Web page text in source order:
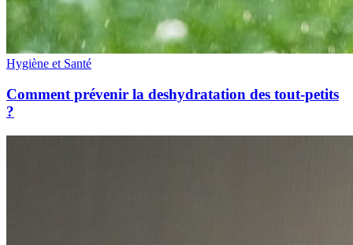
Hygiène et Santé
Comment prévenir la deshydratation des tout-petits
?